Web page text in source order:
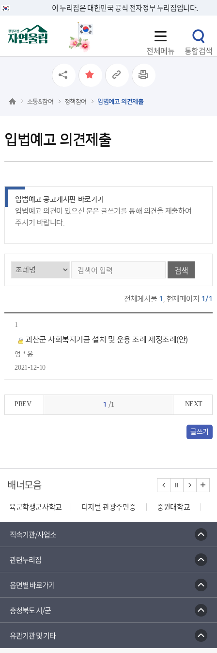
이 누리집은 대한민국 공식 전자정부 누리집입니다.
전체메뉴 통합검색
입법예고 의견제출
소통&참여 정책참여 입법예고 의견제출
입법예고 공고게시판 바로가기
입법예고 의견이 있으신 분은 글쓰기를 통해 의견을 제출하여
주시기 바랍니다.
검색
전체게시물 1, 현재페이지 1/1
1
괴산군 사회복지기금 설치 및 운용 조례 제정조례(안)
엄 * 윤
2021-12-10
PREV 1 /1 NEXT
글쓰기
배너모음
육군학생군사학교 디지털 관광주민증 중원대학교
직속기관/사업소
관련누리집
읍면별 바로가기
충청북도 시/군
유관기관 및 기타